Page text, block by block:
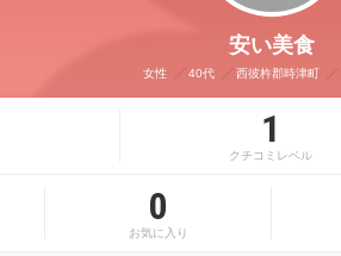
安い美食
女性 40代 西彼杵郡時津町
1
クチコミレベル
0
お気に入り